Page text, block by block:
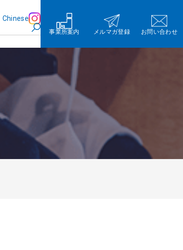
Chinese
事業所案内 メルマガ登録 お問い合わせ